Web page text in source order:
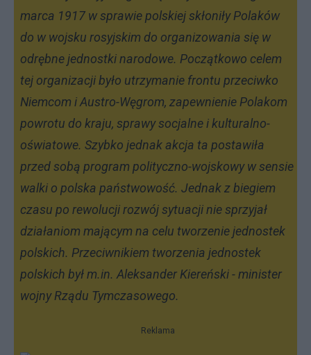
marca 1917 w sprawie polskiej skłoniły Polaków
do w wojsku rosyjskim do organizowania się w
odrębne jednostki narodowe. Początkowo celem
tej organizacji było utrzymanie frontu przeciwko
Niemcom i Austro-Węgrom, zapewnienie Polakom
powrotu do kraju, sprawy socjalne i kulturalno-
oświatowe. Szybko jednak akcja ta postawiła
przed sobą program polityczno-wojskowy w sensie
walki o polska państwowość. Jednak z biegiem
czasu po rewolucji rozwój sytuacji nie sprzyjał
działaniom mającym na celu tworzenie jednostek
polskich. Przeciwnikiem tworzenia jednostek
polskich był m.in. Aleksander Kiereński - minister
wojny Rządu Tymczasowego.
Reklama